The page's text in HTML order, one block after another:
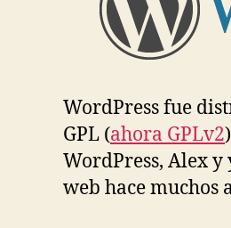
WordPress fue
GPL (ahora GPLv2
WordPress, Alex
web hace muchos